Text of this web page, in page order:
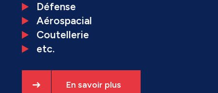
Défense
Aérospacial
Coutellerie
etc.
En savoir plus